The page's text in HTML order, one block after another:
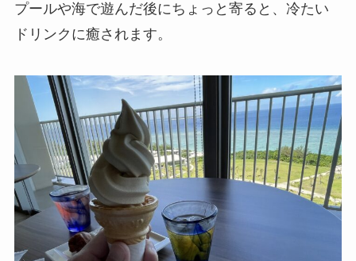
プールや海で遊んだ後にちょっと寄ると、冷たい
ドリンクに癒されます。